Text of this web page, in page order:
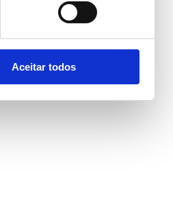
Aceitar todos